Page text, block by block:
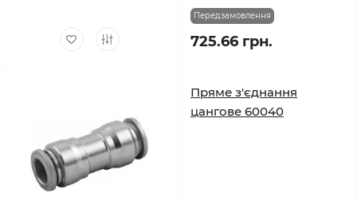
Передзамовлення
725.66 грн.
Пряме з'єднання
цангове 60040